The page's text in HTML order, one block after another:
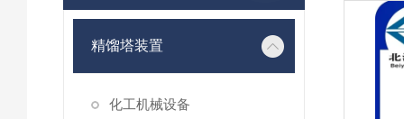
精馏塔装置
化工机械设备